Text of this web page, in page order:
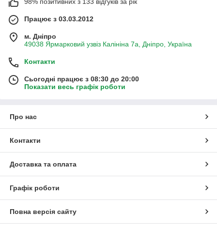
Працює з 03.03.2012
м. Дніпро
49038 Ярмарковий узвіз Калініна 7а, Дніпро, Україна
Контакти
Сьогодні працює з 08:30 до 20:00
Показати весь графік роботи
Про нас
Контакти
Доставка та оплата
Графік роботи
Повна версія сайту